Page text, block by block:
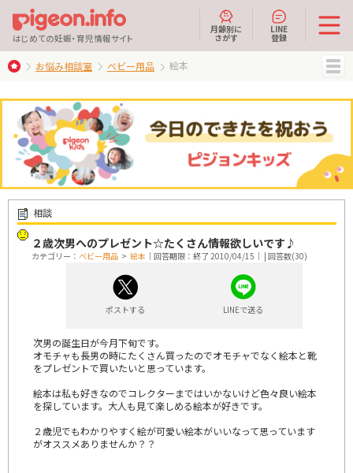
はじめての妊娠・育児情報サイト
月齢別に
さがす
LINE
登録
お悩み相談室 ベビー用品 絵本
相談
２歳次男へのプレゼント☆たくさん情報欲しいです♪
カテゴリー： ベビー用品 > 絵本 ｜回答期限：終了 2010/04/15｜ | 回答数(30)
ポストする LINEで送る
次男の誕生日が今月下旬です。
オモチャも長男の時にたくさん買ったのでオモチャでなく絵本と靴
をプレゼントで買いたいと思っています。
絵本は私も好きなのでコレクターまではいかないけど色々良い絵本
を探しています。大人も見て楽しめる絵本が好きです。
２歳児でもわかりやすく絵が可愛い絵本がいいなって思っています
がオススメありませんか？？